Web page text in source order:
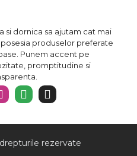
si dornica sa ajutam cat mai
produselor preferate
Punem accent pe
promptitudine si
rezervate